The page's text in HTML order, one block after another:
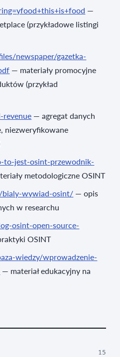
—
(przykładowe listingi
newspaper/gazetka-
— materiały promocyjne
(przykład
— agregat danych
niezweryfikowane
to-jest-osint-przewodnik-
metodologiczne OSINT
bialy-wywiad-osint/ — opis
w researchu
osint-open-source-
OSINT
wiedzy/wprowadzenie-
— materiał edukacyjny na
15